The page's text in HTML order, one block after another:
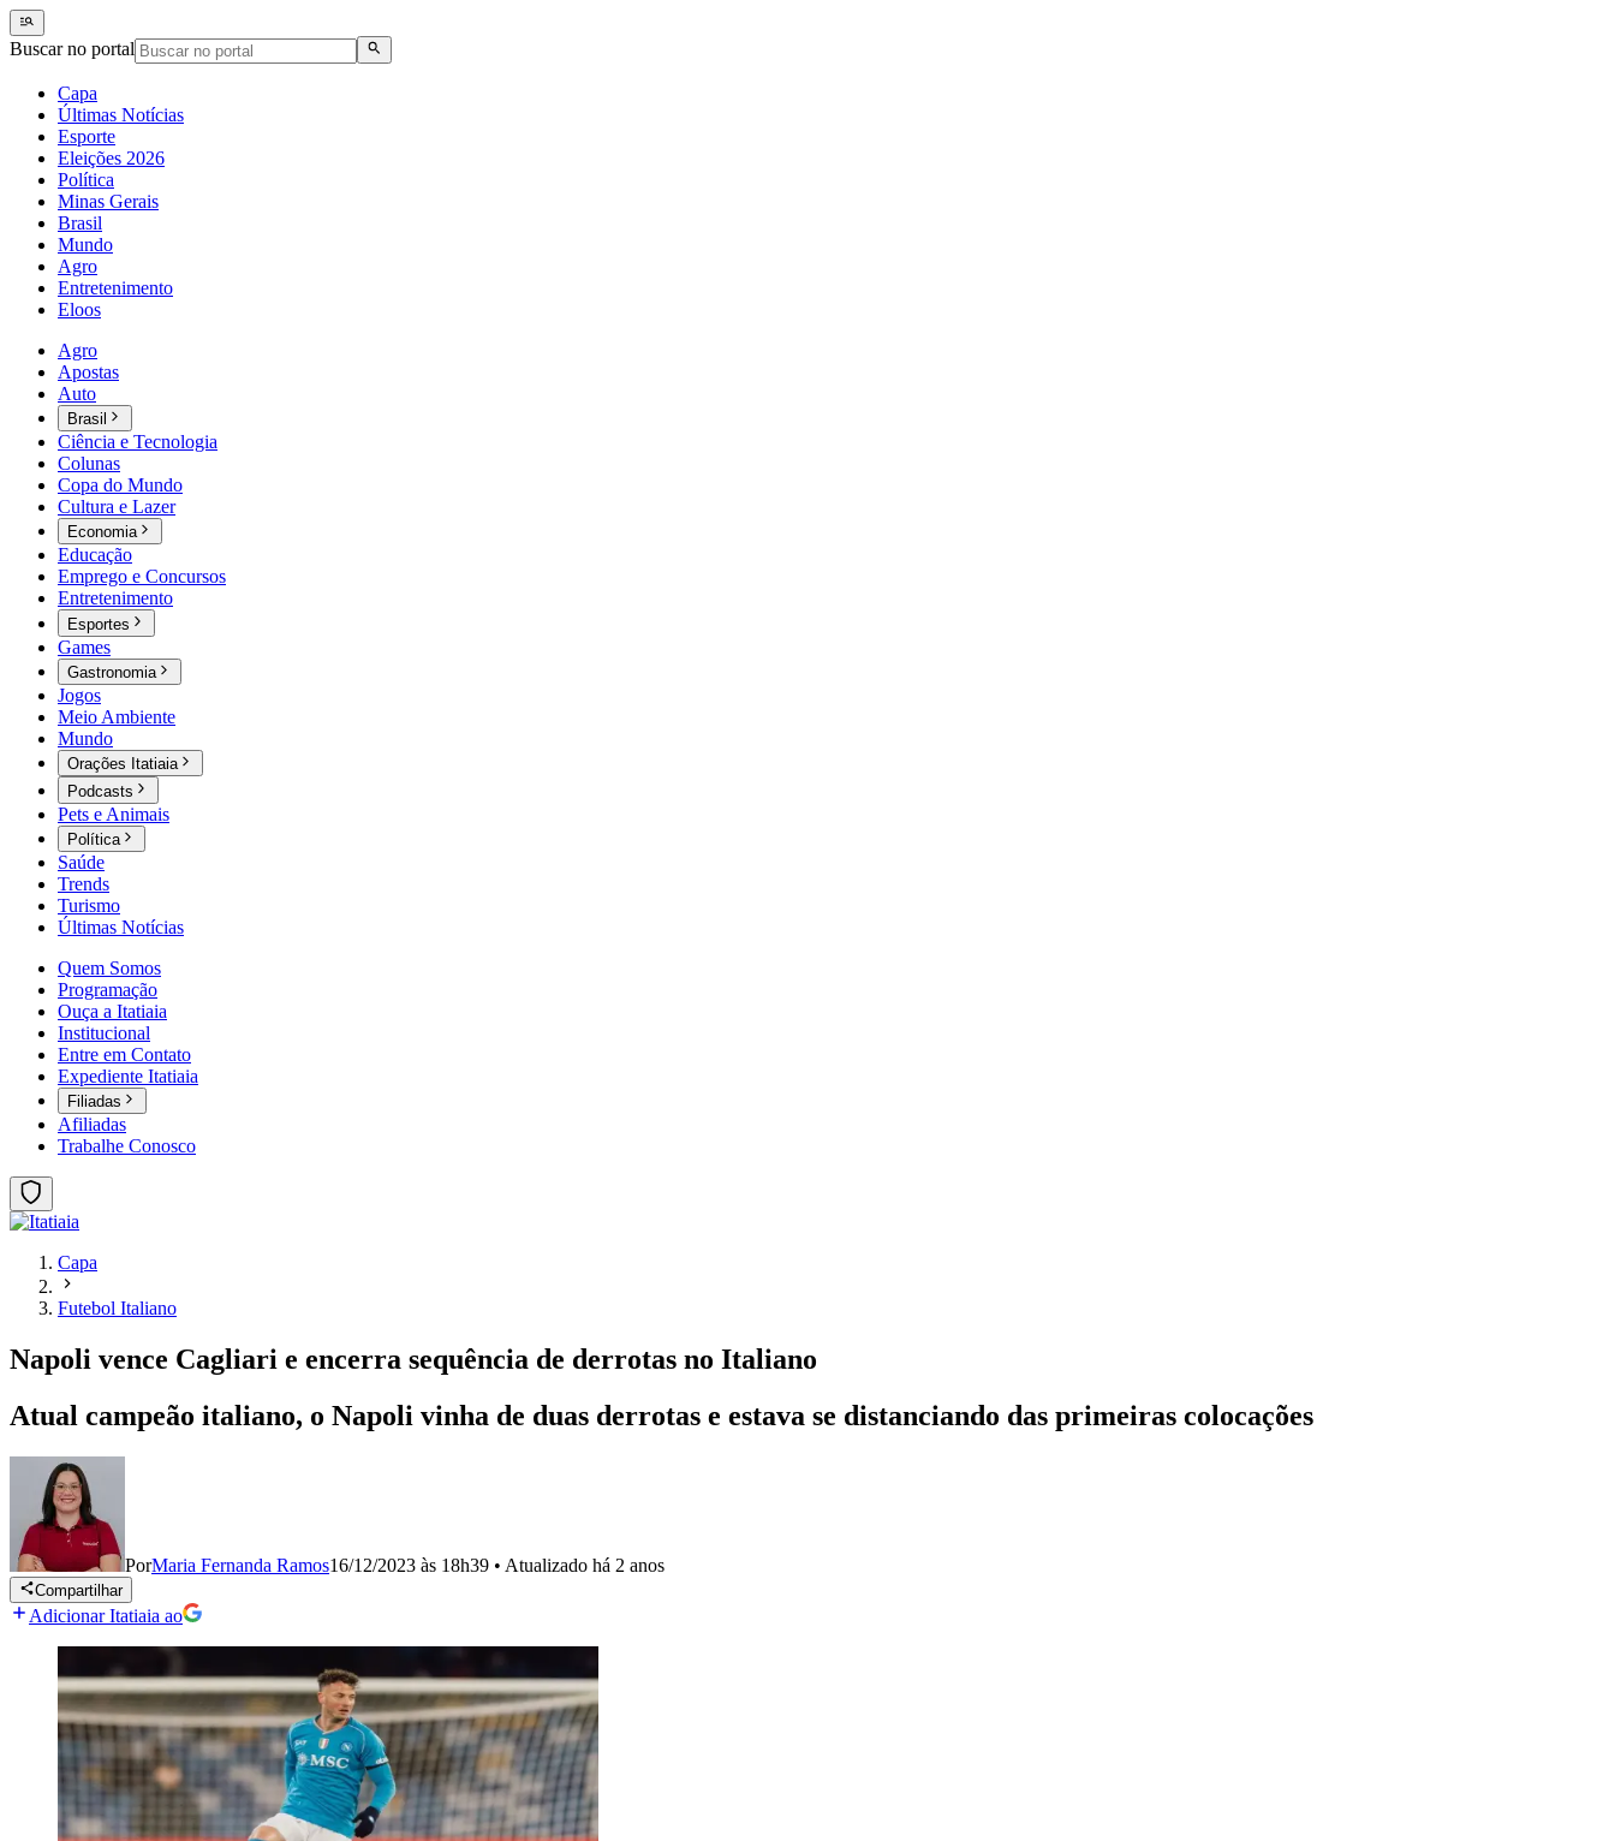
Buscar no portal
Capa
Últimas Notícias
Esporte
Eleições 2026
Política
Minas Gerais
Brasil
Mundo
Agro
Entretenimento
Eloos
Agro
Apostas
Auto
Brasil
Ciência e Tecnologia
Colunas
Copa do Mundo
Cultura e Lazer
Economia
Educação
Emprego e Concursos
Entretenimento
Esportes
Games
Gastronomia
Jogos
Meio Ambiente
Mundo
Orações Itatiaia
Podcasts
Pets e Animais
Política
Saúde
Trends
Turismo
Últimas Notícias
Quem Somos
Programação
Ouça a Itatiaia
Institucional
Entre em Contato
Expediente Itatiaia
Filiadas
Afiliadas
Trabalhe Conosco
Capa
Futebol Italiano
Napoli vence Cagliari e encerra sequência de derrotas no Italiano
Atual campeão italiano, o Napoli vinha de duas derrotas e estava se distanciando das primeiras colocações
PorMaria Fernanda Ramos16/12/2023 às 18h39 • Atualizado há 2 anos
Compartilhar
Adicionar Itatiaia ao